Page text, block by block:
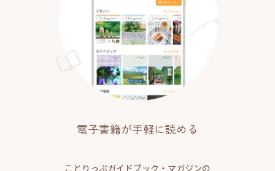
電子書籍が手軽に読める
ことりっぷガイドブック・マガジンの